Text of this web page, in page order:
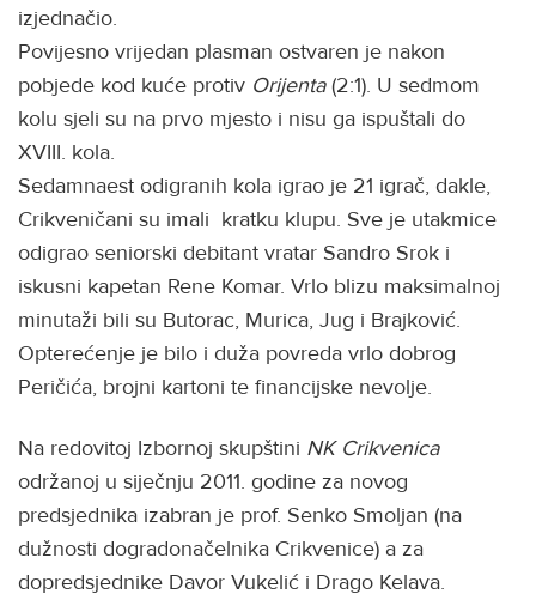
izjednačio.
Povijesno vrijedan plasman ostvaren je nakon
pobjede kod kuće protiv Orijenta(2:1). U sedmom
kolu sjeli su na prvo mjesto i nisu ga ispuštali do
XVIII. kola.
Sedamnaest odigranih kola igrao je 21 igrač, dakle,
Crikveničani su imali kratku klupu. Sve je utakmice
odigrao seniorski debitant vratar Sandro Srok i
iskusni kapetan Rene Komar. Vrlo blizu maksimalnoj
minutaži bili su Butorac, Murica, Jug i Brajković.
Opterećenje je bilo i duža povreda vrlo dobrog
Peričića, brojni kartoni te financijske nevolje.
Na redovitoj Izbornoj skupštini NK Crikvenica
održanoj u siječnju 2011. godine za novog
predsjednika izabran je prof. Senko Smoljan (na
dužnosti dogradonačelnika Crikvenice) a za
dopredsjednike Davor Vukelić i Drago Kelava.